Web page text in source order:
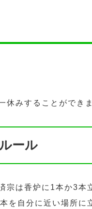
休みすることができま
ール
宗は香炉に1本か3本
を自分に近い場所に